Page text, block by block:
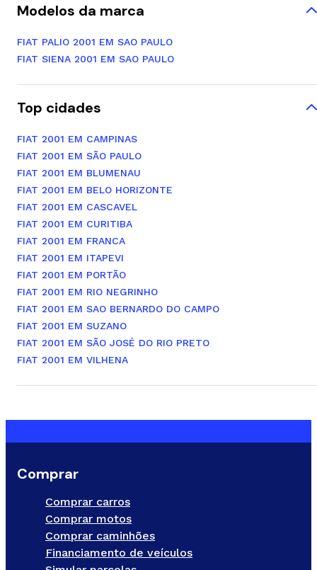
Modelos da marca
FIAT PALIO 2001 EM SAO PAULO
FIAT SIENA 2001 EM SAO PAULO
Top cidades
FIAT 2001 EM CAMPINAS
FIAT 2001 EM SÃO PAULO
FIAT 2001 EM BLUMENAU
FIAT 2001 EM BELO HORIZONTE
FIAT 2001 EM CASCAVEL
FIAT 2001 EM CURITIBA
FIAT 2001 EM FRANCA
FIAT 2001 EM ITAPEVI
FIAT 2001 EM PORTÃO
FIAT 2001 EM RIO NEGRINHO
FIAT 2001 EM SAO BERNARDO DO CAMPO
FIAT 2001 EM SUZANO
FIAT 2001 EM SÃO JOSÉ DO RIO PRETO
FIAT 2001 EM VILHENA
Comprar
Comprar carros
Comprar motos
Comprar caminhões
Financiamento de veículos